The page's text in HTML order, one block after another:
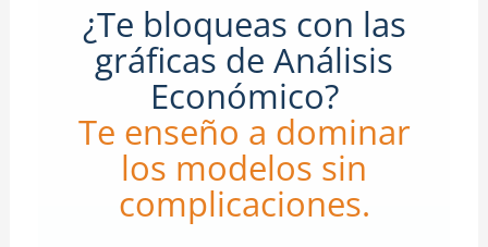
¿Te bloqueas con las
gráficas de Análisis
Económico?
Te enseño a dominar
los modelos sin
complicaciones.